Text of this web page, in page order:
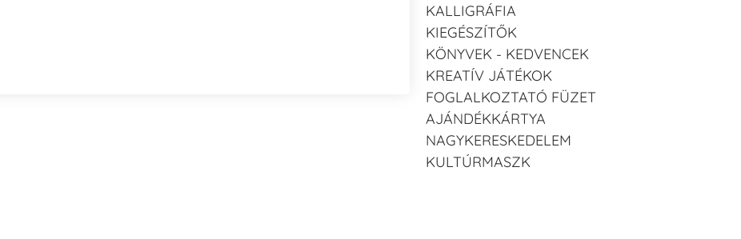
KALLIGRÁFIA
KIEGÉSZÍTŐK
KÖNYVEK - KEDVENCEK
KREATÍV JÁTÉKOK
FOGLALKOZTATÓ FÜZET
AJÁNDÉKKÁRTYA
NAGYKERESKEDELEM
KULTÚRMASZK